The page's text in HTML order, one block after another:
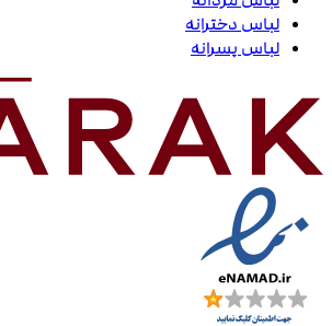
لباس دخترانه
لباس پسرانه